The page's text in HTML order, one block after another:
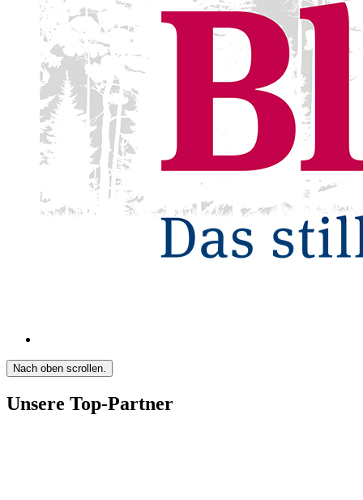
Nach oben scrollen.
Unsere Top-Partner